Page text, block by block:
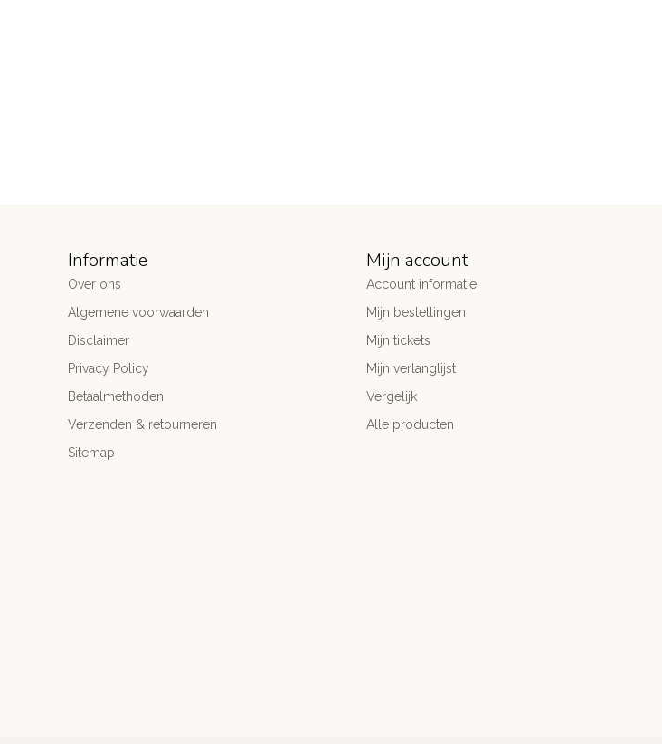
Informatie
Over ons
Algemene voorwaarden
Disclaimer
Privacy Policy
Betaalmethoden
Verzenden & retourneren
Sitemap
Mijn account
Account informatie
Mijn bestellingen
Mijn tickets
Mijn verlanglijst
Vergelijk
Alle producten